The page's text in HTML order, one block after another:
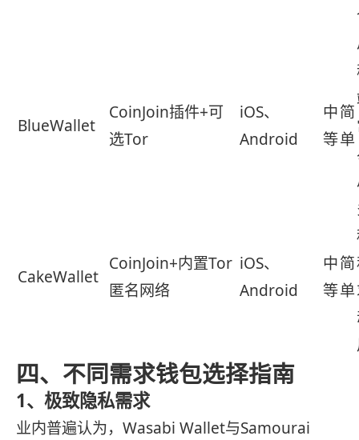
BlueWallet
CoinJoin插件+可
选Tor
iOS、
Android
中
等
简
单
CakeWallet
CoinJoin+内置Tor
匿名网络
iOS、
Android
中
等
简
单
四、不同需求钱包选择指南
1、极致隐私需求
业内普遍认为，Wasabi Wallet与Samourai